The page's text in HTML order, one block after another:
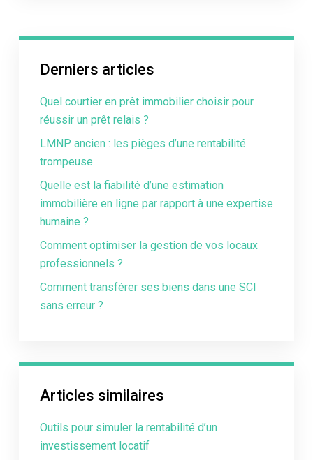
Derniers articles
Quel courtier en prêt immobilier choisir pour
réussir un prêt relais ?
LMNP ancien : les pièges d’une rentabilité
trompeuse
Quelle est la fiabilité d’une estimation
immobilière en ligne par rapport à une expertise
humaine ?
Comment optimiser la gestion de vos locaux
professionnels ?
Comment transférer ses biens dans une SCI
sans erreur ?
Articles similaires
Outils pour simuler la rentabilité d’un
investissement locatif